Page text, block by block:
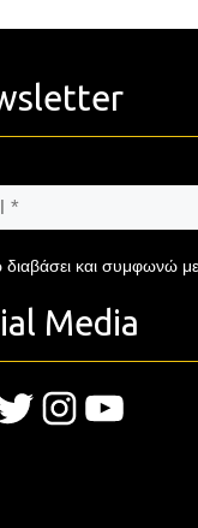
και συμφωνώ
Media
Instagram
YouTube